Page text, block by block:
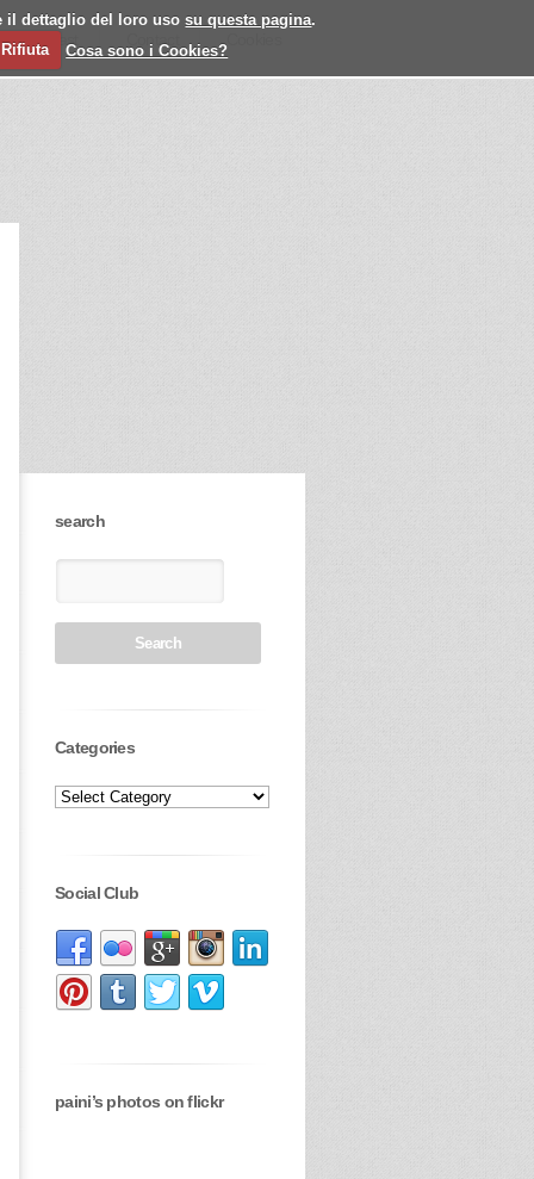
il dettaglio del loro usosu questa pagina.
Rifiuta
Cosa sono i Cookies?
Past Contact
search
Categories
Social Club
paini’s photos on flickr